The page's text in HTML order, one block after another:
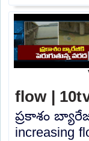
flow |
ప్రకాశం
increasing